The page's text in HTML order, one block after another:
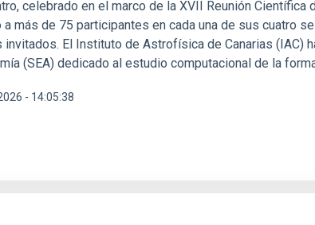
celebrado en el marco de la XVII Reunión Científica
más de 75 participantes en cada una de sus cuatro
El Instituto de Astrofísica de Canarias (IAC)
(SEA) dedicado al estudio computacional de la
- 14:05:38